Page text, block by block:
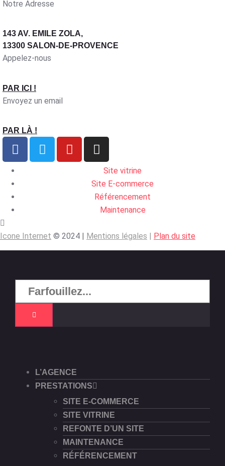
Notre Adresse
143 AV. EMILE ZOLA,
13300 SALON-DE-PROVENCE
Appelez-nous
PAR ICI !
Envoyez un email
PAR LÀ !
Site vitrine
Site E-commerce
Référencement
Maintenance
Icone Internet © 2024 | Mentions légales | Plan du site
L’AGENCE
PRESTATIONS
SITE E-COMMERCE
SITE VITRINE
REFONTE D’UN SITE
MAINTENANCE
RÉFÉRENCEMENT